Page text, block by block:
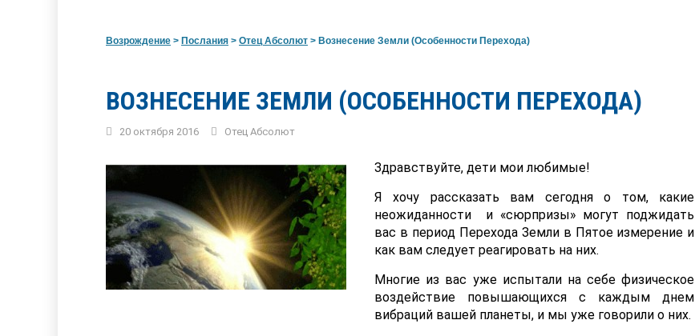
Возрождение > Послания > Отец Абсолют > Вознесение Земли (Особенности Перехода)
ВОЗНЕСЕНИЕ ЗЕМЛИ (ОСОБЕННОСТИ ПЕРЕХОДА)
20 октября 2016 Отец Абсолют
Здравствуйте, дети мои любимые!
Я хочу рассказать вам сегодня о том, какие
неожиданности и «сюрпризы» могут поджидать
вас в период Перехода Земли в Пятое измерение и
как вам следует реагировать на них.
Многие из вас уже испытали на себе физическое
воздействие повышающихся с каждым днем
вибраций вашей планеты, и мы уже говорили о них.